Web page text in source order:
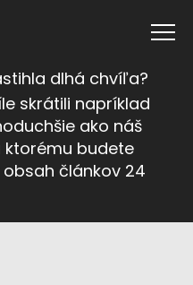
dlhá chvíľa?
skrátili napríklad
ako náš
ktorému budete
článkov 24